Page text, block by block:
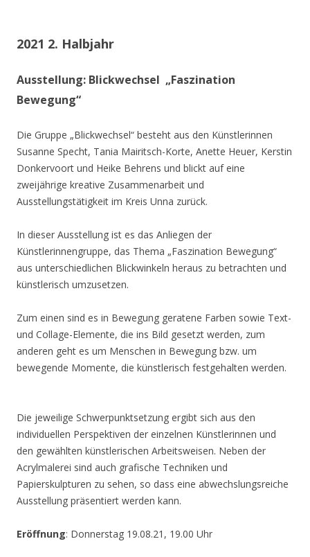
2021 2. Halbjahr
Ausstellung: Blickwechsel „Faszination
Bewegung“
Die Gruppe „Blickwechsel“ besteht aus den Künstlerinnen
Susanne Specht, Tania Mairitsch-Korte, Anette Heuer, Kerstin
Donkervoort und Heike Behrens und blickt auf eine
zweijährige kreative Zusammenarbeit und
Ausstellungstätigkeit im Kreis Unna zurück.
In dieser Ausstellung ist es das Anliegen der
Künstlerinnengruppe, das Thema „Faszination Bewegung“
aus unterschiedlichen Blickwinkeln heraus zu betrachten und
künstlerisch umzusetzen.
Zum einen sind es in Bewegung geratene Farben sowie Text-
und Collage-Elemente, die ins Bild gesetzt werden, zum
anderen geht es um Menschen in Bewegung bzw. um
bewegende Momente, die künstlerisch festgehalten werden.
Die jeweilige Schwerpunktsetzung ergibt sich aus den
individuellen Perspektiven der einzelnen Künstlerinnen und
den gewählten künstlerischen Arbeitsweisen. Neben der
Acrylmalerei sind auch grafische Techniken und
Papierskulpturen zu sehen, so dass eine abwechslungsreiche
Ausstellung präsentiert werden kann.
Eröffnung: Donnerstag 19.08.21, 19.00 Uhr